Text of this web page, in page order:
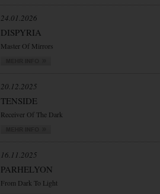
24.01.2026
DISPYRIA
Master Of Mirrors
20.12.2025
TENSIDE
Receiver Of The Dark
16.11.2025
PARHELYON
From Dark To Light